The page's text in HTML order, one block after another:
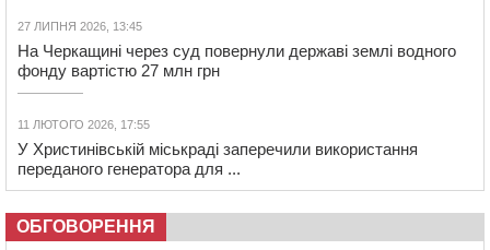
27 ЛИПНЯ 2026, 13:45
На Черкащині через суд повернули державі землі водного
фонду вартістю 27 млн грн
11 ЛЮТОГО 2026, 17:55
У Христинівській міськраді заперечили використання
переданого генератора для ...
ОБГОВОРЕННЯ